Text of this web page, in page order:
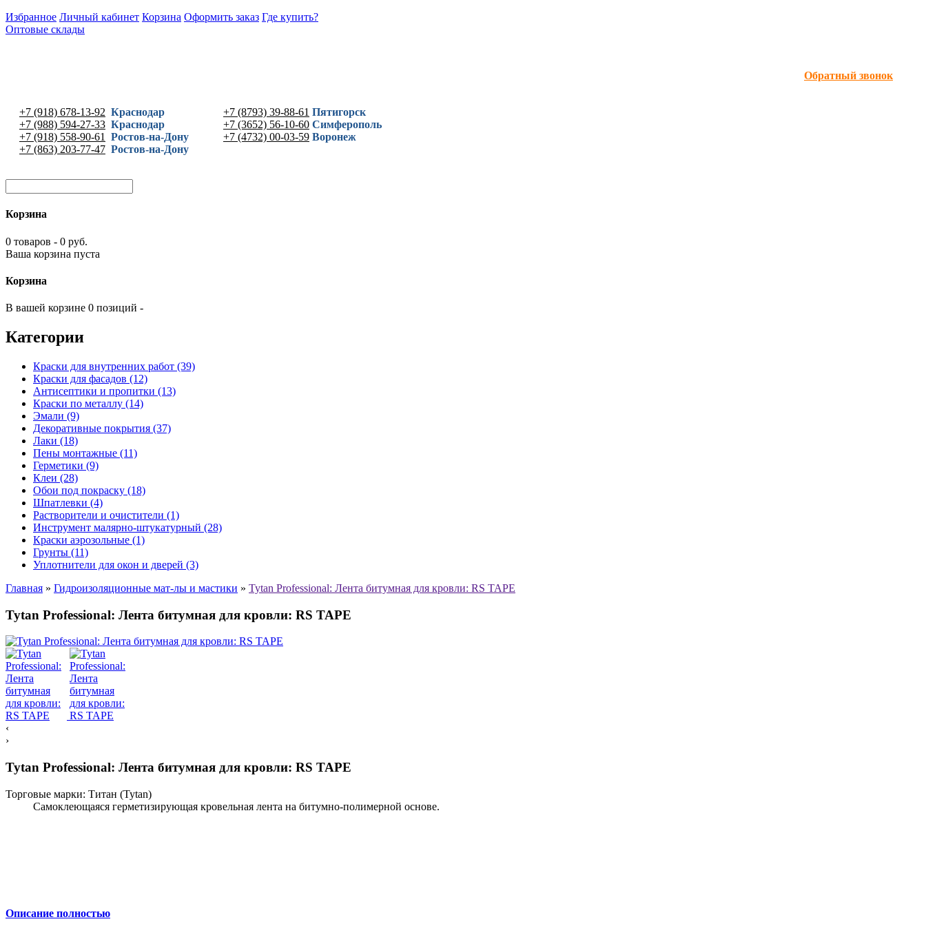
Избранное Личный кабинет Корзина Оформить заказ Где купить?
Оптовые склады
Обратный звонок
+7 (918) 678-13-92 Краснодар
+7 (988) 594-27-33 Краснодар
+7 (918) 558-90-61
Ростов-на-Дону
+7 (863) 203-77-47 Ростов-на-Дону
+7 (8793) 39-88-61 Пятигорск
+7 (3652) 56-10-60 Симферополь
+7 (4732) 00-03-59 Воронеж
Корзина
0 товаров - 0 руб.
Ваша корзина пуста
Корзина
В вашей корзине 0 позиций -
Категории
Краски для внутренних работ (39)
Краски для фасадов (12)
Антисептики и пропитки (13)
Краски по металлу (14)
Эмали (9)
Декоративные покрытия (37)
Лаки (18)
Пены монтажные (11)
Герметики (9)
Клеи (28)
Обои под покраску (18)
Шпатлевки (4)
Растворители и очистители (1)
Инструмент малярно-штукатурный (28)
Краски аэрозольные (1)
Грунты (11)
Уплотнители для окон и дверей (3)
Главная » Гидроизоляционные мат-лы и мастики » Tytan Professional: Лента битумная для кровли: RS TAPE
Tytan Professional: Лента битумная для кровли: RS TAPE
‹
›
Tytan Professional: Лента битумная для кровли: RS TAPE
Торговые марки: Титан (Tytan)
Самоклеющаяся герметизирующая кровельная лента на битумно-полимерной основе.
Описание полностью